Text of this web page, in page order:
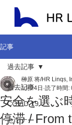
記事
過去記事
COVID-19
セミナー
過去記事
安全を選ぶ
停滞 / From
榊原 将/HR Linqs,
1月24日 読了時間: